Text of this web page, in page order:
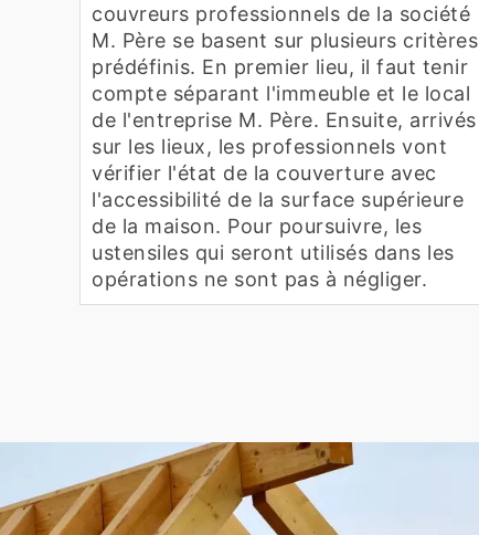
couvreurs professionnels de la société
M. Père se basent sur plusieurs critères
prédéfinis. En premier lieu, il faut tenir
compte séparant l'immeuble et le local
de l'entreprise M. Père. Ensuite, arrivés
sur les lieux, les professionnels vont
vérifier l'état de la couverture avec
l'accessibilité de la surface supérieure
de la maison. Pour poursuivre, les
ustensiles qui seront utilisés dans les
opérations ne sont pas à négliger.